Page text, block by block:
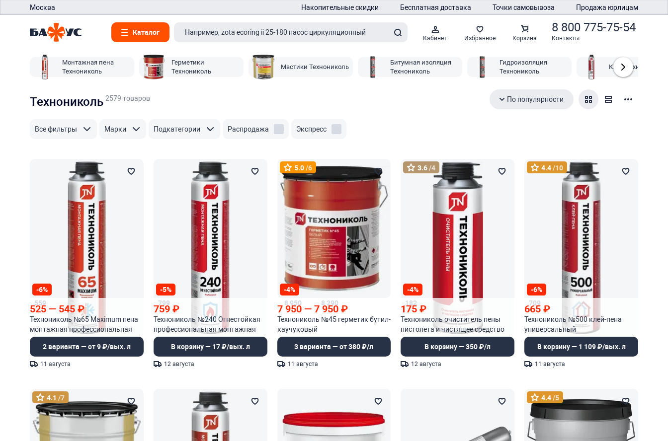
Москва Накопительные скидки Бесплатная доставка Точки самовывоза Продажа юрлицам
Каталог
Кабинет Избранное Корзина
8 800 775-75-54
Контакты
Монтажная пена
Технониколь
Герметики
Технониколь
Мастики Технониколь
Битумная изоляция
Технониколь
Гидроизоляция
Технониколь
Клей Технониколь
Технониколь2579 товаров По популярности
Все фильтры Марки Подкатегории Распродажа Экспресс
-6%
559
525 — 545₽
Технониколь №65 Maximum пена
монтажная профессиональная
2 варианта — от 9 ₽/вых. л
11 августа
-5%
799
759₽
Технониколь №240 Огнестойкая
профессиональная монтажная
пена
В корзину — 17 ₽/вых. л
12 августа
5.0/6
-4%
8 950
7 950 — 8 290
7 950 ₽
Технониколь №45 герметик бутил-
каучуковый
3 варианта — от 380 ₽/л
11 августа
3.6/4
-4%
182
175₽
Технониколь очиститель пены
пистолета и чистящее средство
В корзину — 350 ₽/л
12 августа
4.4/10
-6%
709
665₽
Технониколь №500 клей-пена
универсальный
профессиональный
полиуретановый
В корзину — 1 109 ₽/вых. л
11 августа
4.1 /7 4.4/5